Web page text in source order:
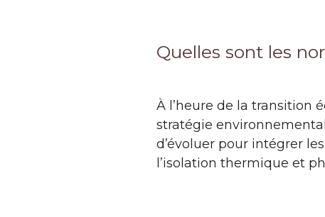
Quelles sont les
À l’heure de la transition
stratégie
d’évoluer pour intégrer
l’isolation thermique et